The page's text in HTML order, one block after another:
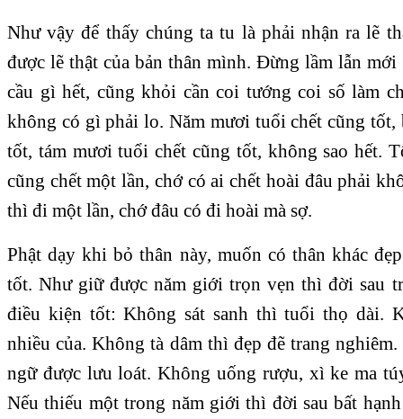
Như vậy để thấy chúng ta tu là phải nhận ra lẽ
được lẽ thật của bản thân mình. Đừng lầm lẫn
cầu gì hết, cũng khỏi cần coi tướng coi số làm
không có gì phải lo. Năm mươi tuổi chết cũng
tốt, tám mươi tuổi chết cũng tốt, không sao hết.
cũng chết một lần, chớ có ai chết hoài đâu phải
thì đi một lần, chớ đâu có đi hoài mà sợ.
Phật dạy khi bỏ thân này, muốn có thân khác
tốt. Như giữ được năm giới trọn vẹn thì đời sau
điều kiện tốt: Không sát sanh thì tuổi thọ dài.
nhiều của. Không tà dâm thì đẹp đẽ trang
ngữ được lưu loát. Không uống rượu, xì ke ma
Nếu thiếu một trong năm giới thì đời sau bất